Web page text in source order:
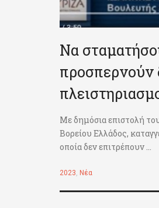
Να
προσπερνούν
Με δημόσια επιστολή
Βορείου Ελλάδος,
οποία δεν επιτρέπουν ...
2023, Νέα